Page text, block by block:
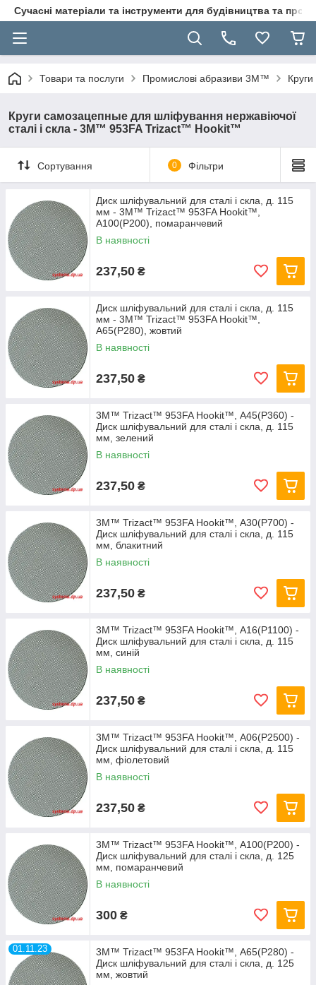
Сучасні матеріали та інструменти для будівництва та
Товари та послуги Промислові абразиви 3M™
Круги самозацепные для шліфування нержавіючої
сталі і скла - 3M™ 953FA Trizact™ Hookit™
Сортування 0 Фільтри
Диск шліфувальний для сталі і скла, д. 115
мм - 3M™ Trizact™ 953FA Hookit™,
А100(P200), помаранчевий
В наявності
237,50 ₴
Диск шліфувальний для сталі і скла, д. 115
мм - 3M™ Trizact™ 953FA Hookit™,
А65(P280), жовтий
В наявності
237,50 ₴
3M™ Trizact™ 953FA Hookit™, А45(P360) -
Диск шліфувальний для сталі і скла, д. 115
мм, зелений
В наявності
237,50 ₴
3M™ Trizact™ 953FA Hookit™, А30(P700) -
Диск шліфувальний для сталі і скла, д. 115
мм, блакитний
В наявності
237,50 ₴
3M™ Trizact™ 953FA Hookit™, А16(P1100) -
Диск шліфувальний для сталі і скла, д. 115
мм, синій
В наявності
237,50 ₴
3M™ Trizact™ 953FA Hookit™, А06(P2500) -
Диск шліфувальний для сталі і скла, д. 115
мм, фіолетовий
В наявності
237,50 ₴
3M™ Trizact™ 953FA Hookit™, А100(P200) -
Диск шліфувальний для сталі і скла, д. 125
мм, помаранчевий
В наявності
300 ₴
01.11.23
3M™ Trizact™ 953FA Hookit™, А65(P280) -
Диск шліфувальний для сталі і скла, д. 125
мм, жовтий